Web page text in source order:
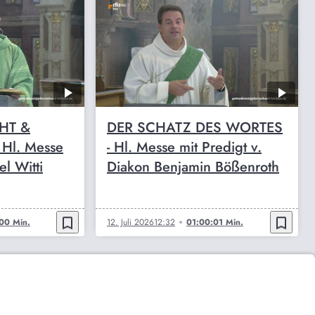
&
Messe
Witti
Min. bookmark_border
DER SCHATZ DES WORTES
- Hl. Messe mit Predigt v.
Diakon Benjamin Bößenroth
12. Juli 202612:32 01:00:01 Min. bookmark_border